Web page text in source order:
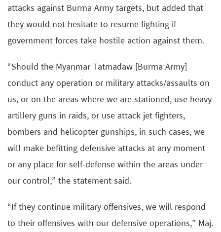
attacks against Burma Army targets, but added that
they would not hesitate to resume fighting if
government forces take hostile action against them.
“Should the Myanmar Tatmadaw [Burma Army]
conduct any operation or military attacks/assaults on
us, or on the areas where we are stationed, use heavy
artillery guns in raids, or use attack jet fighters,
bombers and helicopter gunships, in such cases, we
will make befitting defensive attacks at any moment
or any place for self-defense within the areas under
our control,” the statement said.
“If they continue military offensives, we will respond
to their offensives with our defensive operations,” Maj.